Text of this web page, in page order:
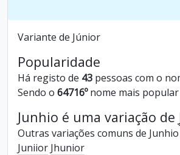
Variante de Júnior
Popularidade
Há registo de 43 pessoas com o
Sendo o 64716ºnome mais popular
Junhio é uma variação de
Outras variações comuns de
Juniior Jhunior